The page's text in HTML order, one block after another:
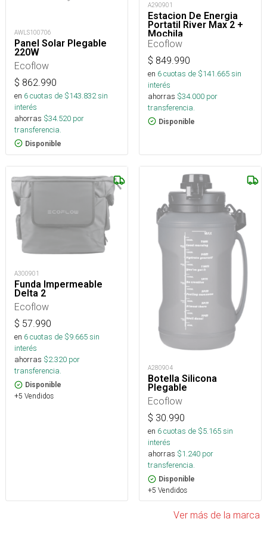
AWLS100706
Panel Solar Plegable
220W
Ecoflow
$ 862.990
en 6cuotas de $143.832sin
interés
ahorras $34.520 por
transferencia.
Disponible
A290901
Estacion De Energia
Portatil River Max 2 +
Mochila
Ecoflow
$ 849.990
en 6cuotas de $141.665sin
interés
ahorras $34.000 por
transferencia.
Disponible
A300901
Funda Impermeable
Delta 2
Ecoflow
$ 57.990
en 6cuotas de $9.665sin
interés
ahorras $2.320 por
transferencia.
Disponible
+5 Vendidos
A280904
Botella Silicona
Plegable
Ecoflow
$ 30.990
en 6cuotas de $5.165sin
interés
ahorras $1.240 por
transferencia.
Disponible
+5 Vendidos
Ver más de la marca